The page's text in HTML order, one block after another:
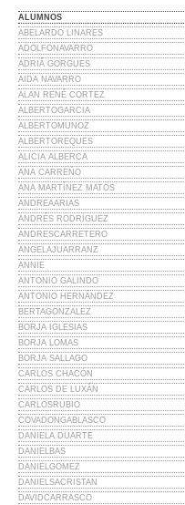
ALUMNOS
ABELARDO LINARES
ADOLFONAVARRO
ADRIÁ GORGUES
AIDA NAVARRO
ALAN RENÉ CORTEZ
ALBERTOGARCIA
ALBERTOMUNOZ
ALBERTOREQUES
ALICIA ALBERCA
ANA CARREÑO
ANA MARTÍNEZ MATOS
ANDREAARIAS
ANDRÉS RODRÍGUEZ
ANDRESCARRETERO
ANGELAJUARRANZ
ANNIE
ANTONIO GALINDO
ANTONIO HERNÁNDEZ
BERTAGONZALEZ
BORJA IGLESIAS
BORJA LOMAS
BORJA SALLAGO
CARLOS CHACÓN
CARLOS DE LUXÁN
CARLOSRUBIO
COVADONGABLASCO
DANIELA DUARTE
DANIELBAS
DANIELGOMEZ
DANIELSACRISTAN
DAVIDCARRASCO